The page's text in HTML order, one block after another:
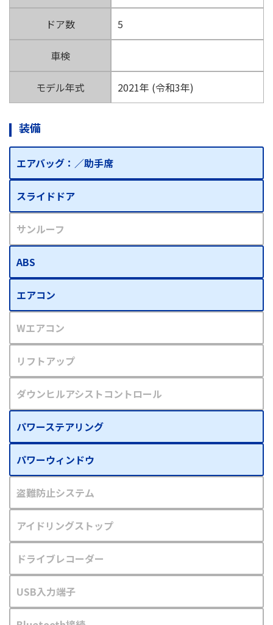
ドア数 5
車検
モデル年式 2021年 (令和3年)
装備
エアバッグ：／助手席
スライドドア
サンルーフ
ABS
エアコン
Wエアコン
リフトアップ
ダウンヒルアシストコントロール
パワーステアリング
パワーウィンドウ
盗難防止システム
アイドリングストップ
ドライブレコーダー
USB入力端子